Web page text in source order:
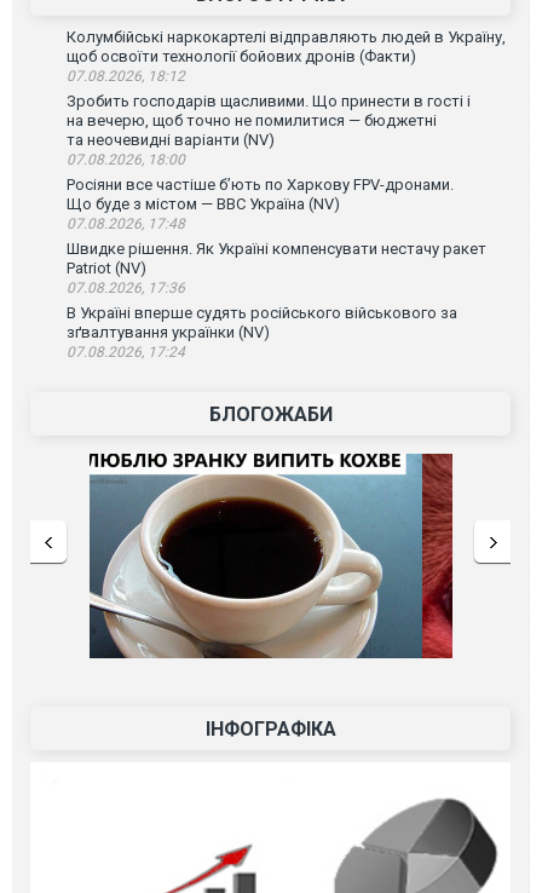
Колумбійські наркокартелі відправляють людей в Україну,
щоб освоїти технології бойових дронів (Факти)
07.08.2026, 18:12
Зробить господарів щасливими. Що принести в гості і
на вечерю, щоб точно не помилитися — бюджетні
та неочевидні варіанти (NV)
07.08.2026, 18:00
Росіяни все частіше бʼють по Харкову FPV-дронами.
Що буде з містом — ВВС Україна (NV)
07.08.2026, 17:48
Швидке рішення. Як Україні компенсувати нестачу ракет
Patriot (NV)
07.08.2026, 17:36
В Україні вперше судять російського військового за
зґвалтування українки (NV)
07.08.2026, 17:24
БЛОГОЖАБИ
ІНФОГРАФІКА